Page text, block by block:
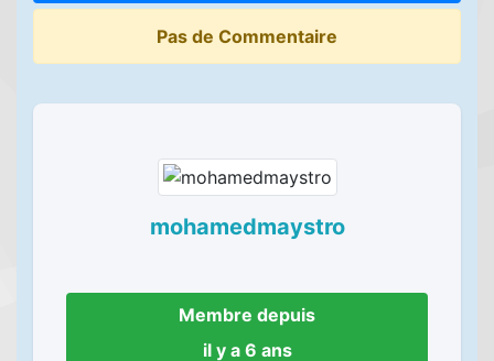
Pas de Commentaire
mohamedmaystro
Membre depuis
il y a 6 ans